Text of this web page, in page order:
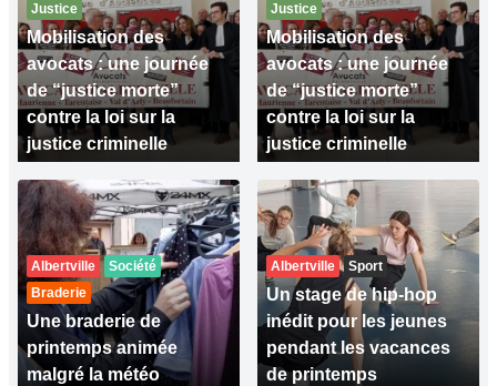
Justice
Mobilisation des
avocats : une journée
de “justice morte”
contre la loi sur la
justice criminelle
Justice
Mobilisation des
avocats : une journée
de “justice morte”
contre la loi sur la
justice criminelle
Albertville
Société
Braderie
Une braderie de
printemps animée
malgré la météo
Albertville Sport
Un stage de hip-hop
inédit pour les jeunes
pendant les vacances
de printemps